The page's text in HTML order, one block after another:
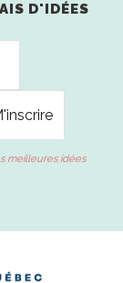
D'IDÉES
meilleures idées